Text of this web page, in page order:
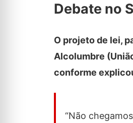
Debate no
O projeto de lei,
Alcolumbre
conforme
“Não